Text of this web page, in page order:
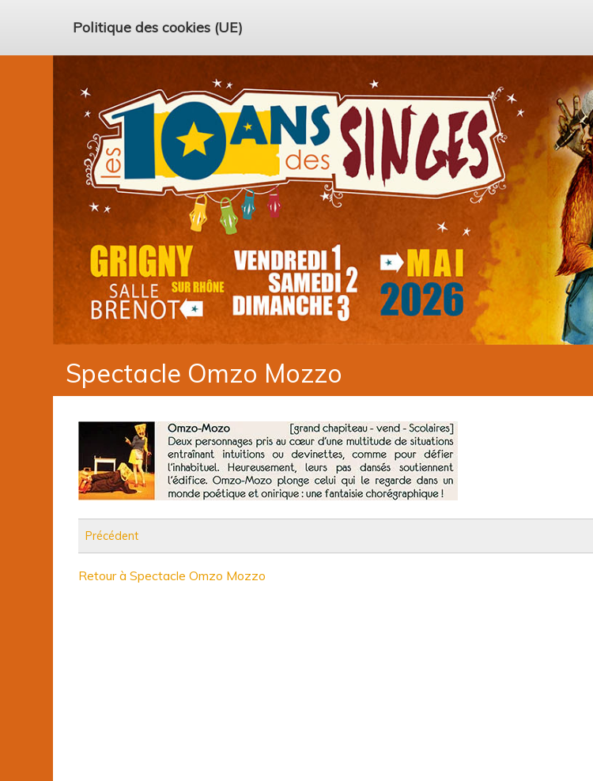
Politique des cookies (UE)
Spectacle Omzo Mozzo
Précédent
Retour à Spectacle Omzo Mozzo